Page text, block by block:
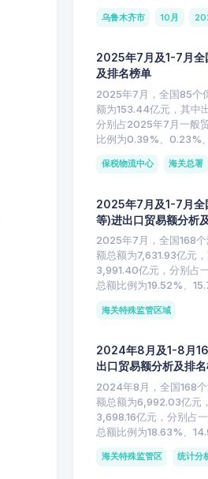
乌鲁木齐市 10月
2025年7月及1-7月全
及排名榜单
2025年7月，全国85个
额为153.44亿元，其中
分别占2025年7月一般
比例为0.39%、0.23%
保税物流中心 海关总署
2025年7月及1-7月全
等)进出口贸易额分析
2025年7月，全国168
额总额为7,631.93亿元
3,991.40亿元，分别占
总额比例为19.52%、
海关特殊监管区域
2024年8月及1-8月
出口贸易额分析及排
2024年8月，全国168
额总额为6,992.03亿元
3,698.16亿元，分别占
总额比例为18.63%、
海关特殊监管区 统计分